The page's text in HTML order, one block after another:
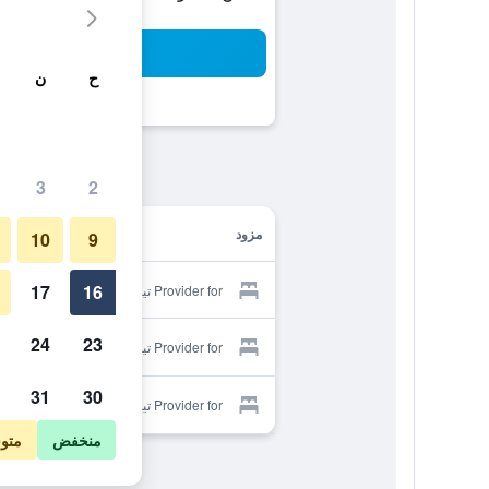
مزود
Provider for تيراتسو دي سوني
Provider for تيراتسو دي سوني
Provider for تيراتسو دي سوني
ح ن
2
3
9
10
16
17
23
24
30
31
منخفض